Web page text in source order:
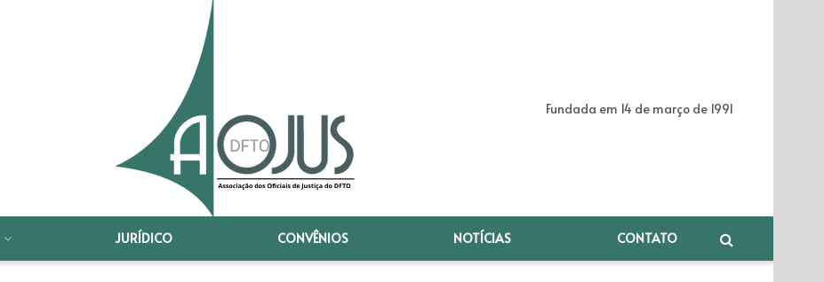
Fundada em 14 de março de 1991
JURÍDICO CONVÊNIOS NOTÍCIAS CONTATO